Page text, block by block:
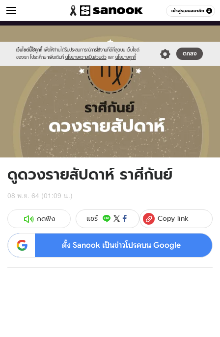
เข้าสู่ระบบสมาชิก
ดูดวง หมวดอื่นๆ
เว็บไซต์นี้ใช้คุกกี้ เพื่อให้ท่านได้รับประสบการณ์การใช้งานที่ดีที่สุดบน เว็บไซต์
ของเรา โปรดศึกษาเพิ่มเติมที่ นโยบายความเป็นส่วนตัว และ นโยบายคุกกี้
ตกลง
new-
sanook.png
horoscope-
virgo_zodiac.jpg
ดูดวงรายสัปดาห์ ราศีกันย์
08 พ.ย. 64 (01:09 น.)
กดฟัง แชร์ Copy link
ตั้ง Sanook เป็นข่าวโปรดบน Google